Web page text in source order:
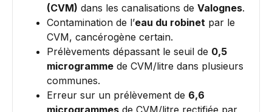
(CVM) dans les canalisations de Valognes.
Contamination de l’eau du robinet par le
CVM, cancérogène certain.
Prélèvements dépassant le seuil de 0,5
microgramme de CVM/litre dans plusieurs
communes.
Erreur sur un prélèvement de 6,6
microgrammes de CVM/litre rectifiée par